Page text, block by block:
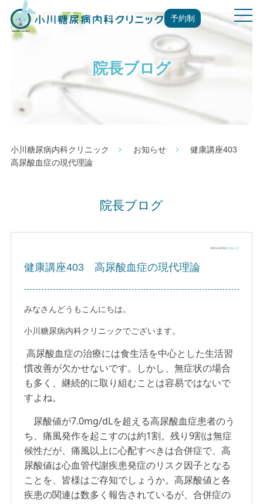
予約制
t
o
g
院長ブログ
小川糖尿病内科クリニック お知らせ
健康講座403
高尿酸血症の現代理論
院長ブログ
2021.12.06 |お知らせ
健康講座403 高尿酸血症の現代理論
みなさんどうもこんにちは。
小川糖尿病内科クリニックでございます。
高尿酸血症の治療には食生活を中心とした生活習
慣改善が欠かせないです。しかし、無症状の場合
も多く、継続的に取り組むことは容易ではないで
すよね。
尿酸値が7.0mg/dLを超える高尿酸血症患者のう
ち、痛風発作を起こすのは約1割。残り9割は無症
候性だが、痛風以上に心配すべきは合併症で、高
尿酸値は心血管代謝疾患発症のリスク因子となる
ことを、皆様はご存知でしょうか。高尿酸値と各
疾患の関連は数多く報告されているが、合併症の